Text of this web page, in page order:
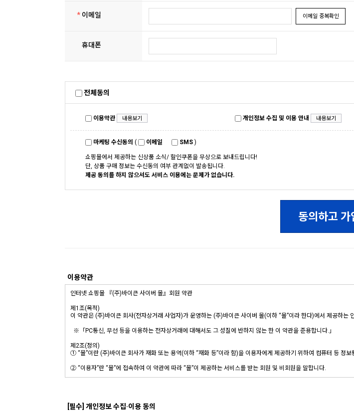
* 이메일 이메일 중복확인
휴대폰
전체동의
이용약관 내용보기 개인정보 수집 및 이용 안내 내용보기
마케팅 수신동의 ( 이메일 SMS )
쇼핑몰에서 제공하는 신상품 소식/ 할인쿠폰을 무상으로 보내드립니다!
단, 상품 구매 정보는 수신동의 여부 관계없이 발송됩니다.
제공 동의를 하지 않으셔도 서비스 이용에는 문제가 없습니다.
동의하고 가
이용약관
[필수] 개인정보 수집·이용 동의